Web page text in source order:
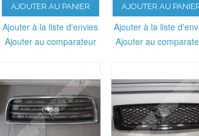
AJOUTER AU PANIER
Ajouter à la liste d'envies
Ajouter au comparateur
AJOUTER AU
Ajouter à la liste
Ajouter au